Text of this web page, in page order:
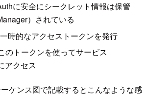
に安全にシークレット情報は保管
）されている
時的なアクセストークンを発行
のトークンを使ってサービス
アクセス
ケンス図で記載するとこんなような感